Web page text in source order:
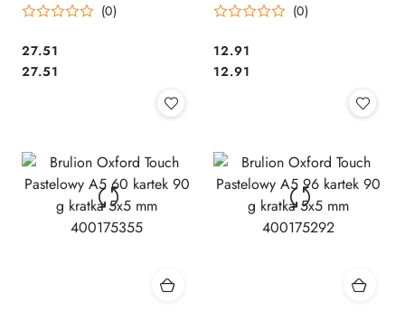
400174965
(0)
Cena:
27.51
Cena:
27.51
(0)
Cena:
12.91
Cena:
12.91